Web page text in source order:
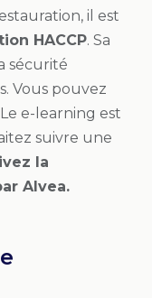
il est
HACCP. Sa
sécurité
Vous pouvez
e-learning est
suivre une
la
Alvea.